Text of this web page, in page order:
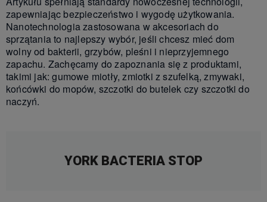
zapewniając bezpieczeństwo i wygodę użytkowania.
Nanotechnologia zastosowana w akcesoriach do
sprzątania to najlepszy wybór, jeśli chcesz mieć dom
wolny od bakterii, grzybów, pleśni i nieprzyjemnego
zapachu. Zachęcamy do zapoznania się z produktami,
takimi jak: gumowe miotły, zmiotki z szufelką, zmywaki,
końcówki do mopów, szczotki do butelek czy szczotki do
naczyń.
YORK BACTERIA STOP